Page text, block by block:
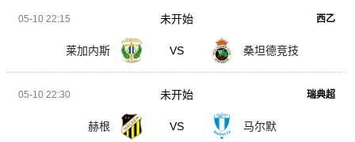
05-10 22:15 西乙
莱加内斯 VS 桑坦德竞技
未开始
05-10 22:30 瑞典超
赫根 VS 马尔默
未开始